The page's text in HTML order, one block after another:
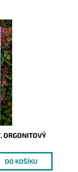
ORGONITOVÝ